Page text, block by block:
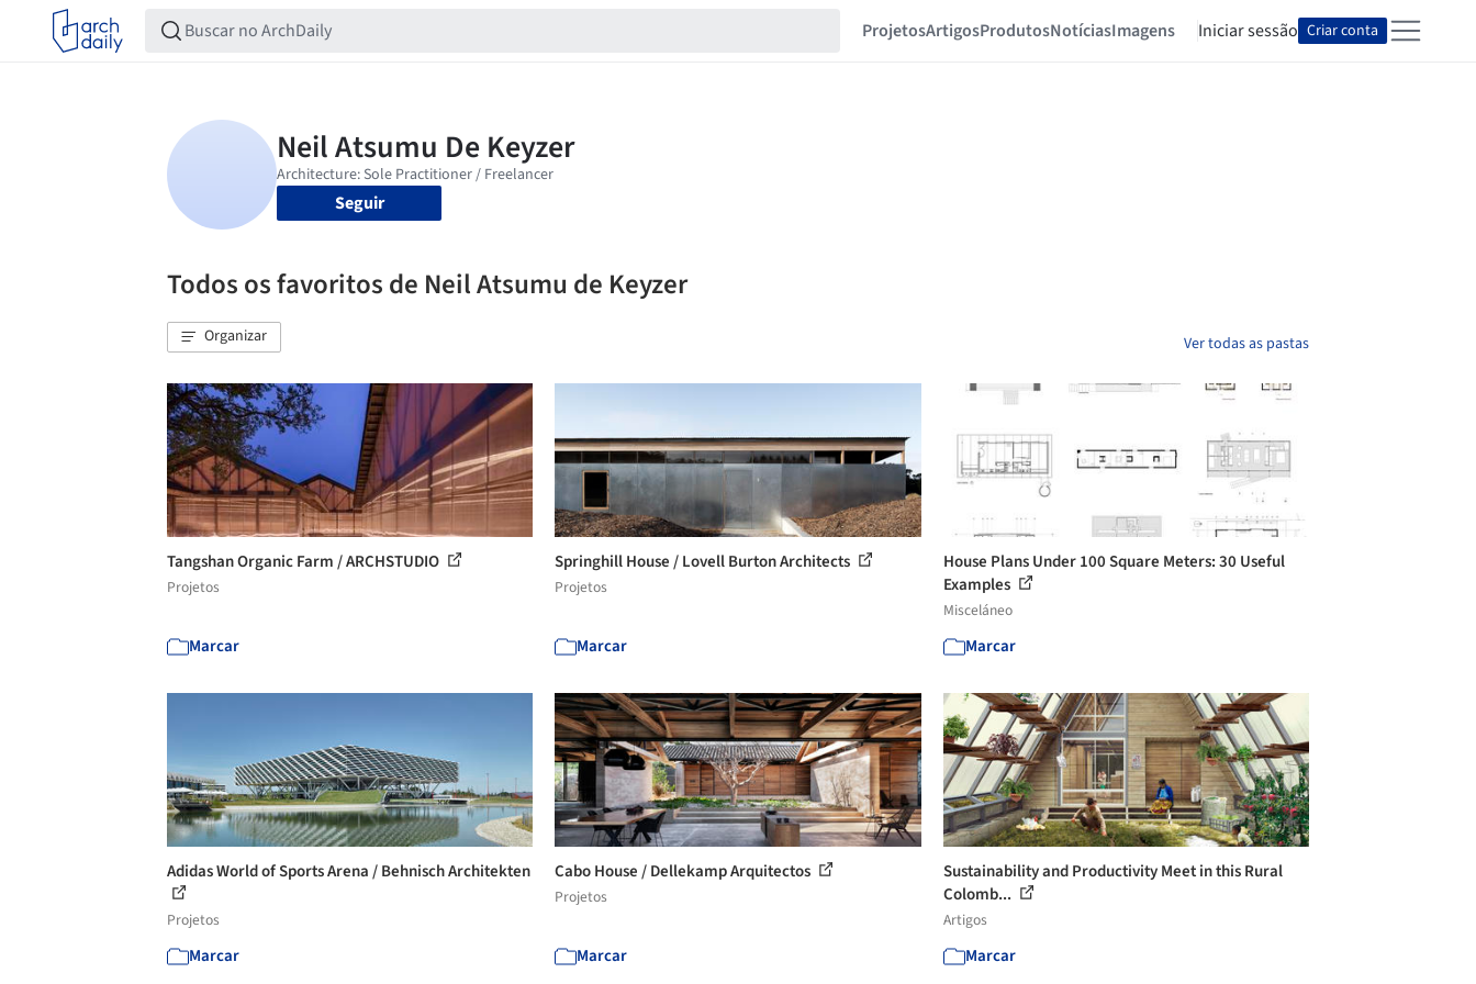
ProjetosArtigosProdutosNotíciasImagens Iniciar sessão Criar conta
Seguir
Todos os favoritos de Neil Atsumu de Keyzer
Organizar Ver todas as pastas
Tangshan Organic Farm / ARCHSTUDIO
Projetos
Marcar
Springhill House / Lovell Burton Architects
Projetos
Marcar
House Plans Under 100 Square Meters: 30 Useful
Examples
Misceláneo
Marcar
Adidas World of Sports Arena / Behnisch Architekten
Projetos
Marcar
Cabo House / Dellekamp Arquitectos
Projetos
Marcar
Sustainability and Productivity Meet in this Rural
Colomb...
Artigos
Marcar